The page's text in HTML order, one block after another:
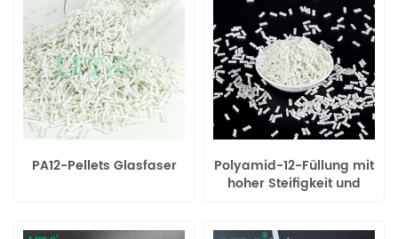
PA12-Pellets Glasfaser
Polyamid-12-Füllung mit
hoher Steifigkeit und